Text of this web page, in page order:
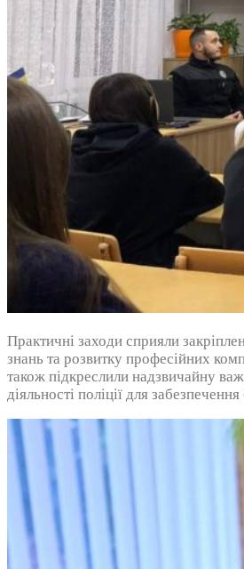
Практичні заходи сприяли
знань та розвитку професійних
також підкреслили надзвичайну
діяльності поліції для